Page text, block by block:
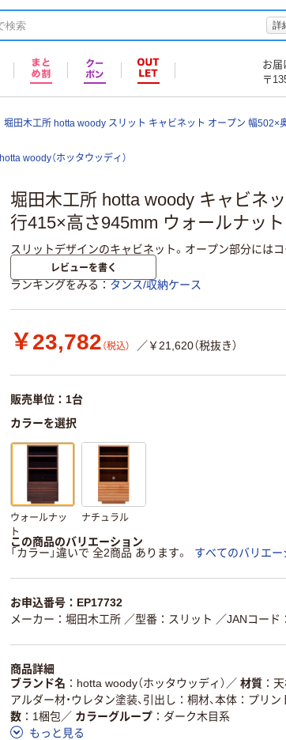
詳
お届
〒
堀田木工所 hotta woody スリット キャビネット オープン 幅502×
hotta woody（ホッタウッディ）
堀田木工所 hotta woody キャビネ
行415×高さ945mm ウォールナット
スリットデザインのキャビネット。オープン部分にはコ
レビューを書く
ランキングをみる タンス/収納ケース
￥23,782 （税込） ／￥21,620（税抜き）
販売単位：1台
カラーを選択
ウォールナッ
ト
ナチュラル
この商品のバリエーション
「カラー」違いで 全2商品 あります。
すべてのバリエー
お申込番号：EP17732
メーカー：堀田木工所 ／型番：スリット ／JANコード
商品詳細
ブランド名
hotta woody（ホッタウッディ） ／ 材質
アルダー材・ウレタン塗装、引出し：桐材、本体：プリ
数
1梱包 ／ カラーグループ
ダーク木目系
もっと見る